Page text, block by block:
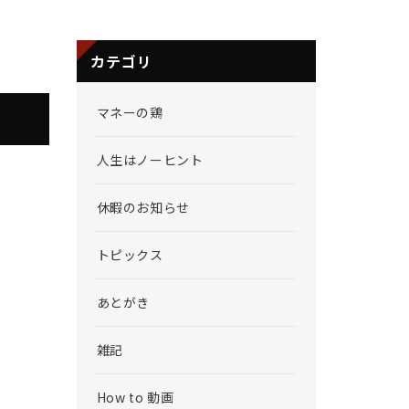
カテゴリ
マネーの鶏
人生はノーヒント
休暇のお知らせ
トピックス
あとがき
雑記
How to 動画